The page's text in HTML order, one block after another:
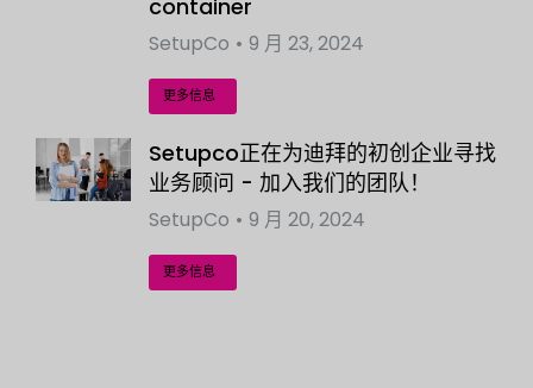
container
SetupCo 9 月 23, 2024
更多信息
Setupco正在为迪拜的初创企业寻找
业务顾问 - 加入我们的团队！
SetupCo 9 月 20, 2024
更多信息